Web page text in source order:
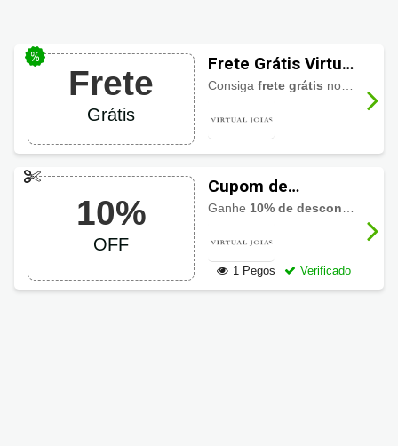
Frete
Grátis
Frete Grátis Virtual
Joias
Consigafrete grátis no site Virtual Joias, confira e aproveite!
10%
OFF
Cupom de
desconto Virtual
Ganhe 10% de desconto em Anéis de Prata
1 Pegos Verificado